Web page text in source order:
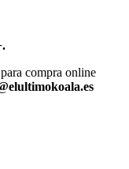
compra online